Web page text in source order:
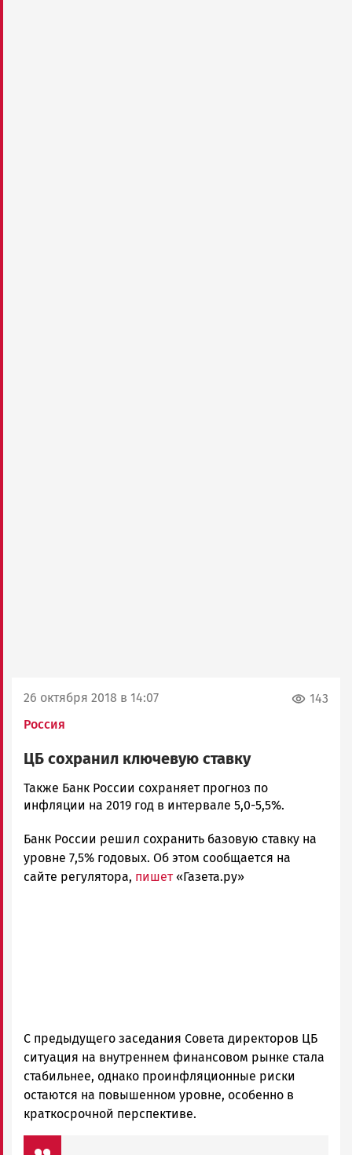
26 октября 2018 в 14:07
Россия
143
ЦБ сохранил ключевую ставку
Ольга
Гаврилова
Петрозаводска
и
Карелии
Также Банк России сохраняет прогноз по
инфляции на 2019 год в интервале 5,0-5,5%.
Банк России решил сохранить базовую ставку на
уровне 7,5% годовых. Об этом сообщается на
сайте регулятора, пишет«Газета.ру»
С предыдущего заседания Совета директоров ЦБ
ситуация на внутреннем финансовом рынке стала
стабильнее, однако проинфляционные риски
остаются на повышенном уровне, особенно в
краткосрочной перспективе.